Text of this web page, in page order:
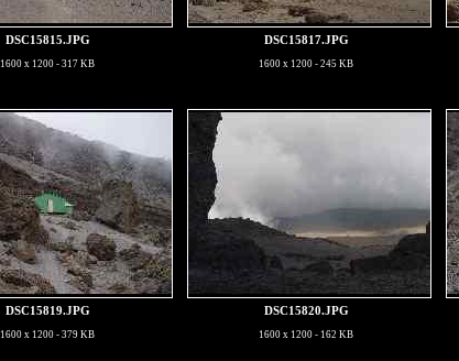
DSC15815.JPG
1600 x 1200 - 317 KB
DSC15817.JPG
1600 x 1200 - 245 KB
DSC15819.JPG
1600 x 1200 - 379 KB
DSC15820.JPG
1600 x 1200 - 162 KB